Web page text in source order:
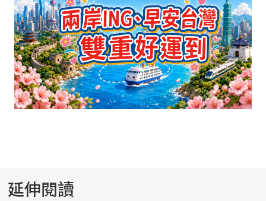
延伸閱讀